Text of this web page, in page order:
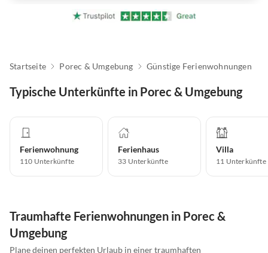
Startseite Porec & Umgebung Günstige Ferienwohnungen
Typische Unterkünfte in Porec & Umgebung
Ferienwohnung
110 Unterkünfte
Ferienhaus
33 Unterkünfte
Villa
11 Unterkünfte
Traumhafte Ferienwohnungen in Porec &
Umgebung
Plane deinen perfekten Urlaub in einer traumhaften